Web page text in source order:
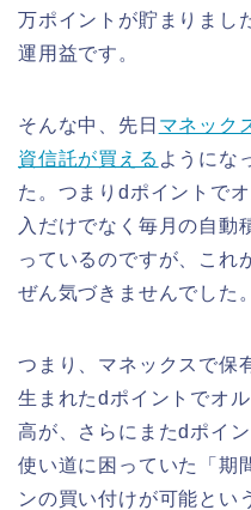
万ポイントが貯まりまし
運用益です。
そんな中、先日 マネック
資信託が買える ようにな
た。つまりdポイントで
入だけでなく毎月の自動
っているのですが、これ
ぜん気づきませんでした。
つまり、マネックスで保
生まれたdポイントでオ
高が、さらにまたdポイ
使い道に困っていた「期
ンの買い付けが可能とい